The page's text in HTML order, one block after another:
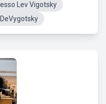
Lev Vigotsky